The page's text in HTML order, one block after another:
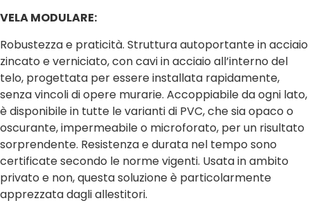
VELA MODULARE:
Robustezza e praticità. Struttura autoportante in acciaio
zincato e verniciato, con cavi in acciaio all’interno del
telo, progettata per essere installata rapidamente,
senza vincoli di opere murarie. Accoppiabile da ogni lato,
è disponibile in tutte le varianti di PVC, che sia opaco o
oscurante, impermeabile o microforato, per un risultato
sorprendente. Resistenza e durata nel tempo sono
certificate secondo le norme vigenti. Usata in ambito
privato e non, questa soluzione è particolarmente
apprezzata dagli allestitori.